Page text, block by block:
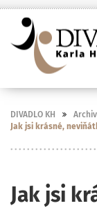
DIVADLO KH
Jak jsi krásné,
Jak jsi